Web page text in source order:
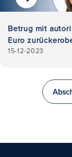
Betrug mit
Euro
15-12-2023